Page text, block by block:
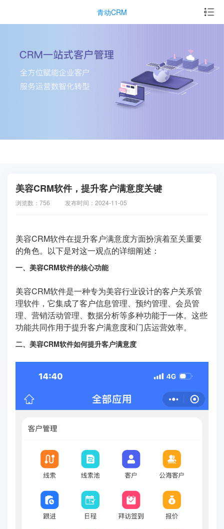
青动CRM
美容CRM软件，提升客户满意度关键
浏览数：756 发布时间：2024-11-05
美容CRM软件在提升客户满意度方面扮演着至关重要
的角色。以下是对这一观点的详细阐述：
一、美容CRM软件的核心功能
美容CRM软件是一种专为美容行业设计的客户关系管
理软件，它集成了客户信息管理、预约管理、会员管
理、营销活动管理、数据分析等多种功能于一体。这些
功能共同作用于提升客户满意度和门店运营效率。
二、美容CRM软件如何提升客户满意度